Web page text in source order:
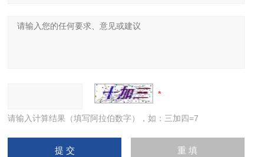
请输入计算结果（填写阿拉伯数字），如：三加四=7